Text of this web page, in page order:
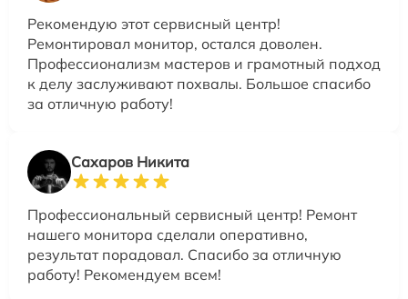
Рекомендую этот сервисный центр!
Ремонтировал монитор, остался доволен.
Профессионализм мастеров и грамотный подход
к делу заслуживают похвалы. Большое спасибо
за отличную работу!
Сахаров Никита
Профессиональный сервисный центр! Ремонт
нашего монитора сделали оперативно,
результат порадовал. Спасибо за отличную
работу! Рекомендуем всем!